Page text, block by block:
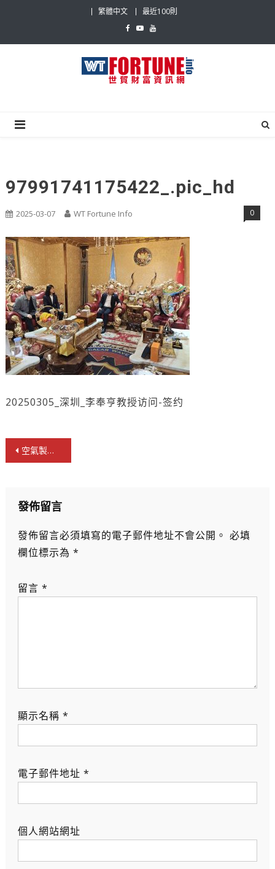
繁體中文 最近100則
97991741175422_.pic_hd
2025-03-07 WT Fortune Info 0
20250305_深圳_李奉亨教授访问-签约
文
章
覽
空氣製水科技與區塊鏈公司Cube簽署合夥人協議
發佈留言
發佈留言必須填寫的電子郵件地址不會公開。 必填
欄位標示為 *
留言 *
顯示名稱 *
電子郵件地址 *
個人網站網址